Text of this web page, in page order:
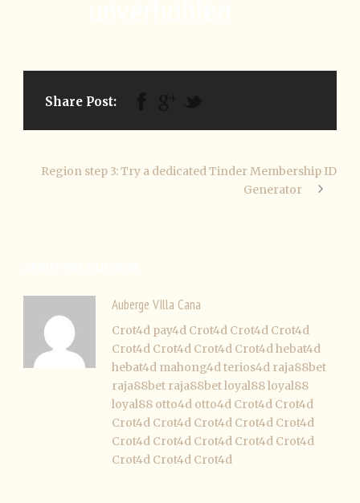
Share Post:
Region step 3: Try a dedicated Tinder Membership ID
Generator
Auberge VIlla Cana
Crot4d pay4d Crot4d Crot4d Crot4d
Crot4d Crot4d Crot4d Crot4dhebat4d
hebat4d mahong4dterios4d raja88bet
raja88bet raja88betloyal88loyal88
loyal88 otto4d otto4d Crot4d Crot4d
Crot4d Crot4d Crot4d Crot4d Crot4d
Crot4d Crot4d Crot4d Crot4d Crot4d
Crot4d Crot4d Crot4d